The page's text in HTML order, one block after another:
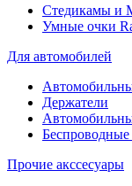
Стедикамы и
Умные очки
Для автомобилей
Держатели
Прочие акссесуары